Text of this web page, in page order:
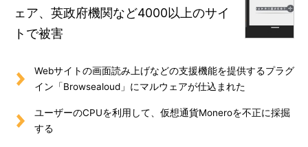
ェア、英政府機関など4000以上のサイ
トで被害
Webサイトの画面読み上げなどの支援機能を提供するプラグ
イン「Browsealoud」にマルウェアが仕込まれた
ユーザーのCPUを利用して、仮想通貨Moneroを不正に採掘
する